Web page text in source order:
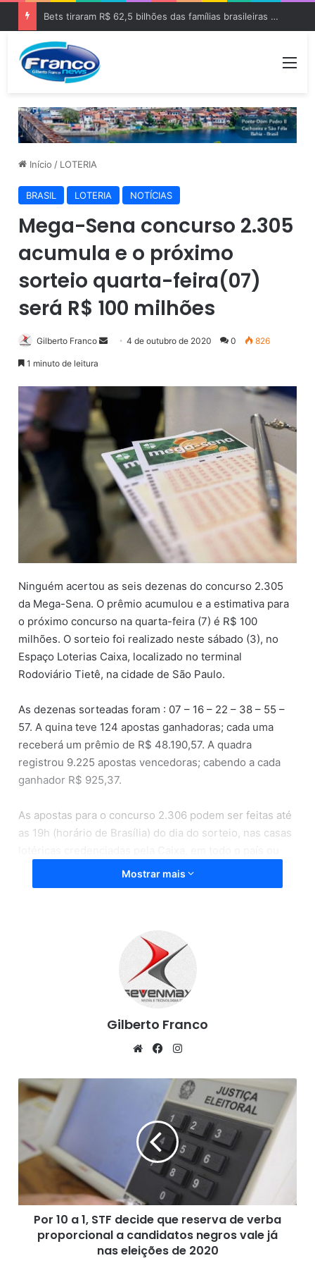
Bets tiraram R$ 62,5 bilhões das famílias brasileiras em 2025
Início / LOTERIA
BRASIL LOTERIA NOTÍCIAS
Mega-Sena concurso 2.305
acumula e o próximo
sorteio quarta-feira(07)
será R$ 100 milhões
Gilberto Franco
u
m
e
-
m
4 de outubro de 2020 0 826
1 minuto de leitura
Ninguém acertou as seis dezenas do concurso 2.305
da Mega-Sena. O prêmio acumulou e a estimativa para
o próximo concurso na quarta-feira (7) é R$ 100
milhões. O sorteio foi realizado neste sábado (3), no
Espaço Loterias Caixa, localizado no terminal
Rodoviário Tietê, na cidade de São Paulo.
As dezenas sorteadas foram : 07 – 16 – 22 – 38 – 55 –
57. A quina teve 124 apostas ganhadoras; cada uma
receberá um prêmio de R$ 48.190,57. A quadra
registrou 9.225 apostas vencedoras; cabendo a cada
ganhador R$ 925,37.
As apostas para o concurso 2.306 podem ser feitas até
as 19h (horário de Brasília) do dia do sorteio, nas casas
Fonte: Agência Brasil,(04/10/2020)
Mostrar mais
Gilberto Franco
We
te
Fa
bo
ok
ra
m
P
o
0
a
S
Por 10 a 1, STF decide que reserva de verba
proporcional a candidatos negros vale já
nas eleições de 2020